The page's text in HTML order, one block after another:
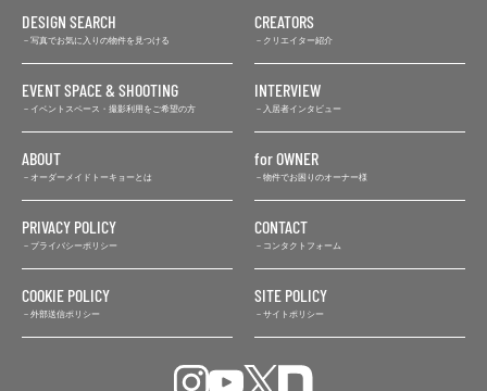
DESIGN SEARCH
写真でお気に入りの物件を見つける
CREATORS
クリエイター紹介
EVENT SPACE & SHOOTING
イベントスペース・撮影利用をご希望の方
INTERVIEW
入居者インタビュー
ABOUT
オーダーメイドトーキョーとは
for OWNER
物件でお困りのオーナー様
PRIVACY POLICY
プライバシーポリシー
CONTACT
コンタクトフォーム
COOKIE POLICY
外部送信ポリシー
SITE POLICY
サイトポリシー